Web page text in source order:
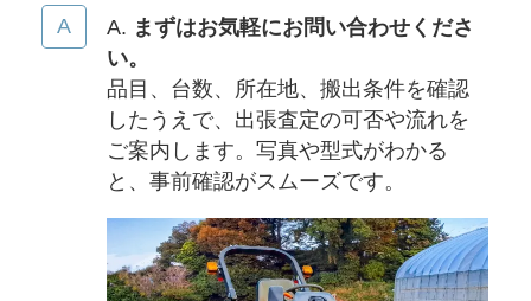
A. まずはお気軽にお問い合わせくださ
い。
品目、台数、所在地、搬出条件を確認
したうえで、出張査定の可否や流れを
ご案内します。写真や型式がわかる
と、事前確認がスムーズです。